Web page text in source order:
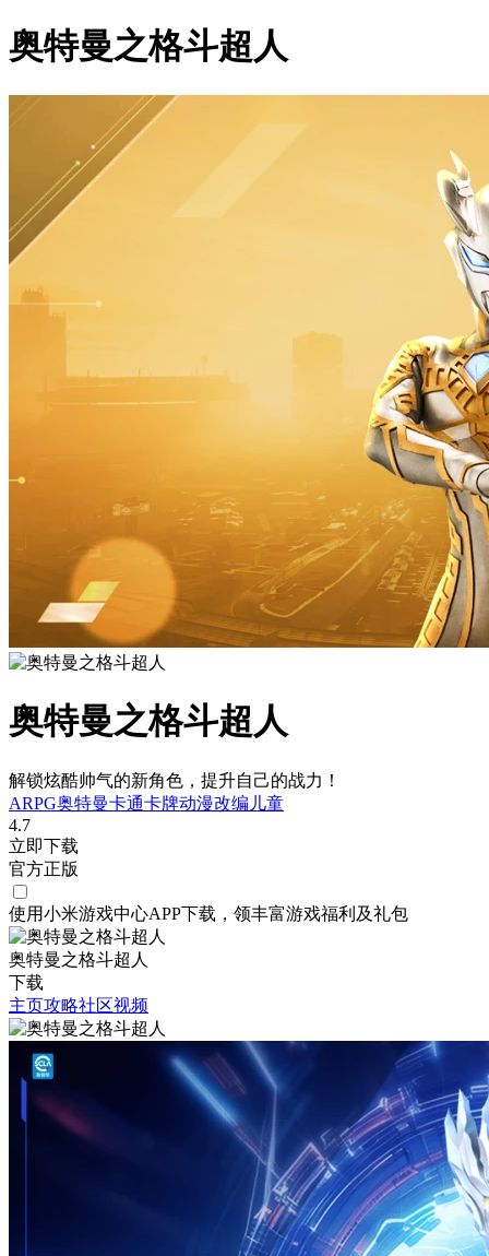
奥特曼之格斗超人
奥特曼之格斗超人
解锁炫酷帅气的新角色，提升自己的战力！
ARPG奥特曼卡通卡牌动漫改编 儿童
4.7
立即下载
官方正版
使用小米游戏中心APP下载 ，领丰富游戏福利 及礼包
奥特曼之格斗超人
下载
主页攻略社区视频